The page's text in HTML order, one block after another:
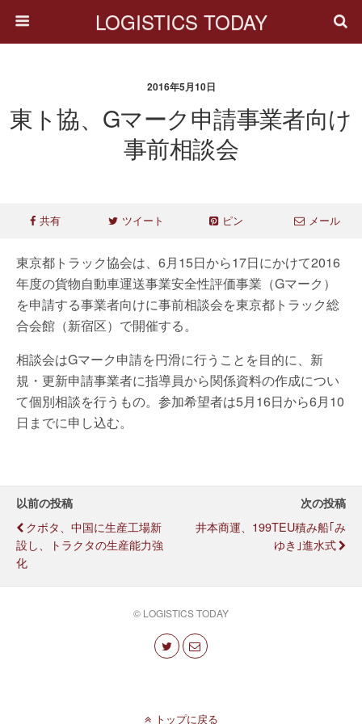
LOGISTICS TODAY
2016年5月10日
東ト協、Gマーク申請事業者向け
事前相談会
共有 ツイート ピン メール
東京都トラック協会は、6月15日から17日にかけて2016
年度の貨物自動車運送事業安全性評価事業（Gマーク）
を申請する事業者向けに事前相談会を東京都トラック総
合会館（新宿区）で開催する。
相談会はGマーク申請を円滑に行うことを目的に、新
規・更新申請事業者に指導員から関係資料の作成につい
て個別相談を行うもの。参加希望者は5月16日から6月10
日までに申し込む。
以前の投稿
クボタ、中国に生産工場新
設し、トラクタの生産能力強
化
次の投稿
井本商運、199TEU積み船｢み
ゆき｣進水式
© LOGISTICS TODAY
トップに戻る